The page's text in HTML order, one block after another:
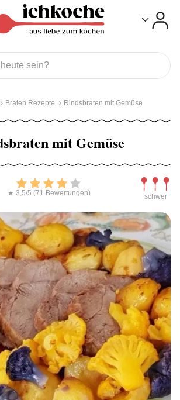
Braten Rezepte Rindsbraten mit Gemüse
mit Gemüse
Bewerten
★ 3,5/5 (71 Bewertungen) schwer